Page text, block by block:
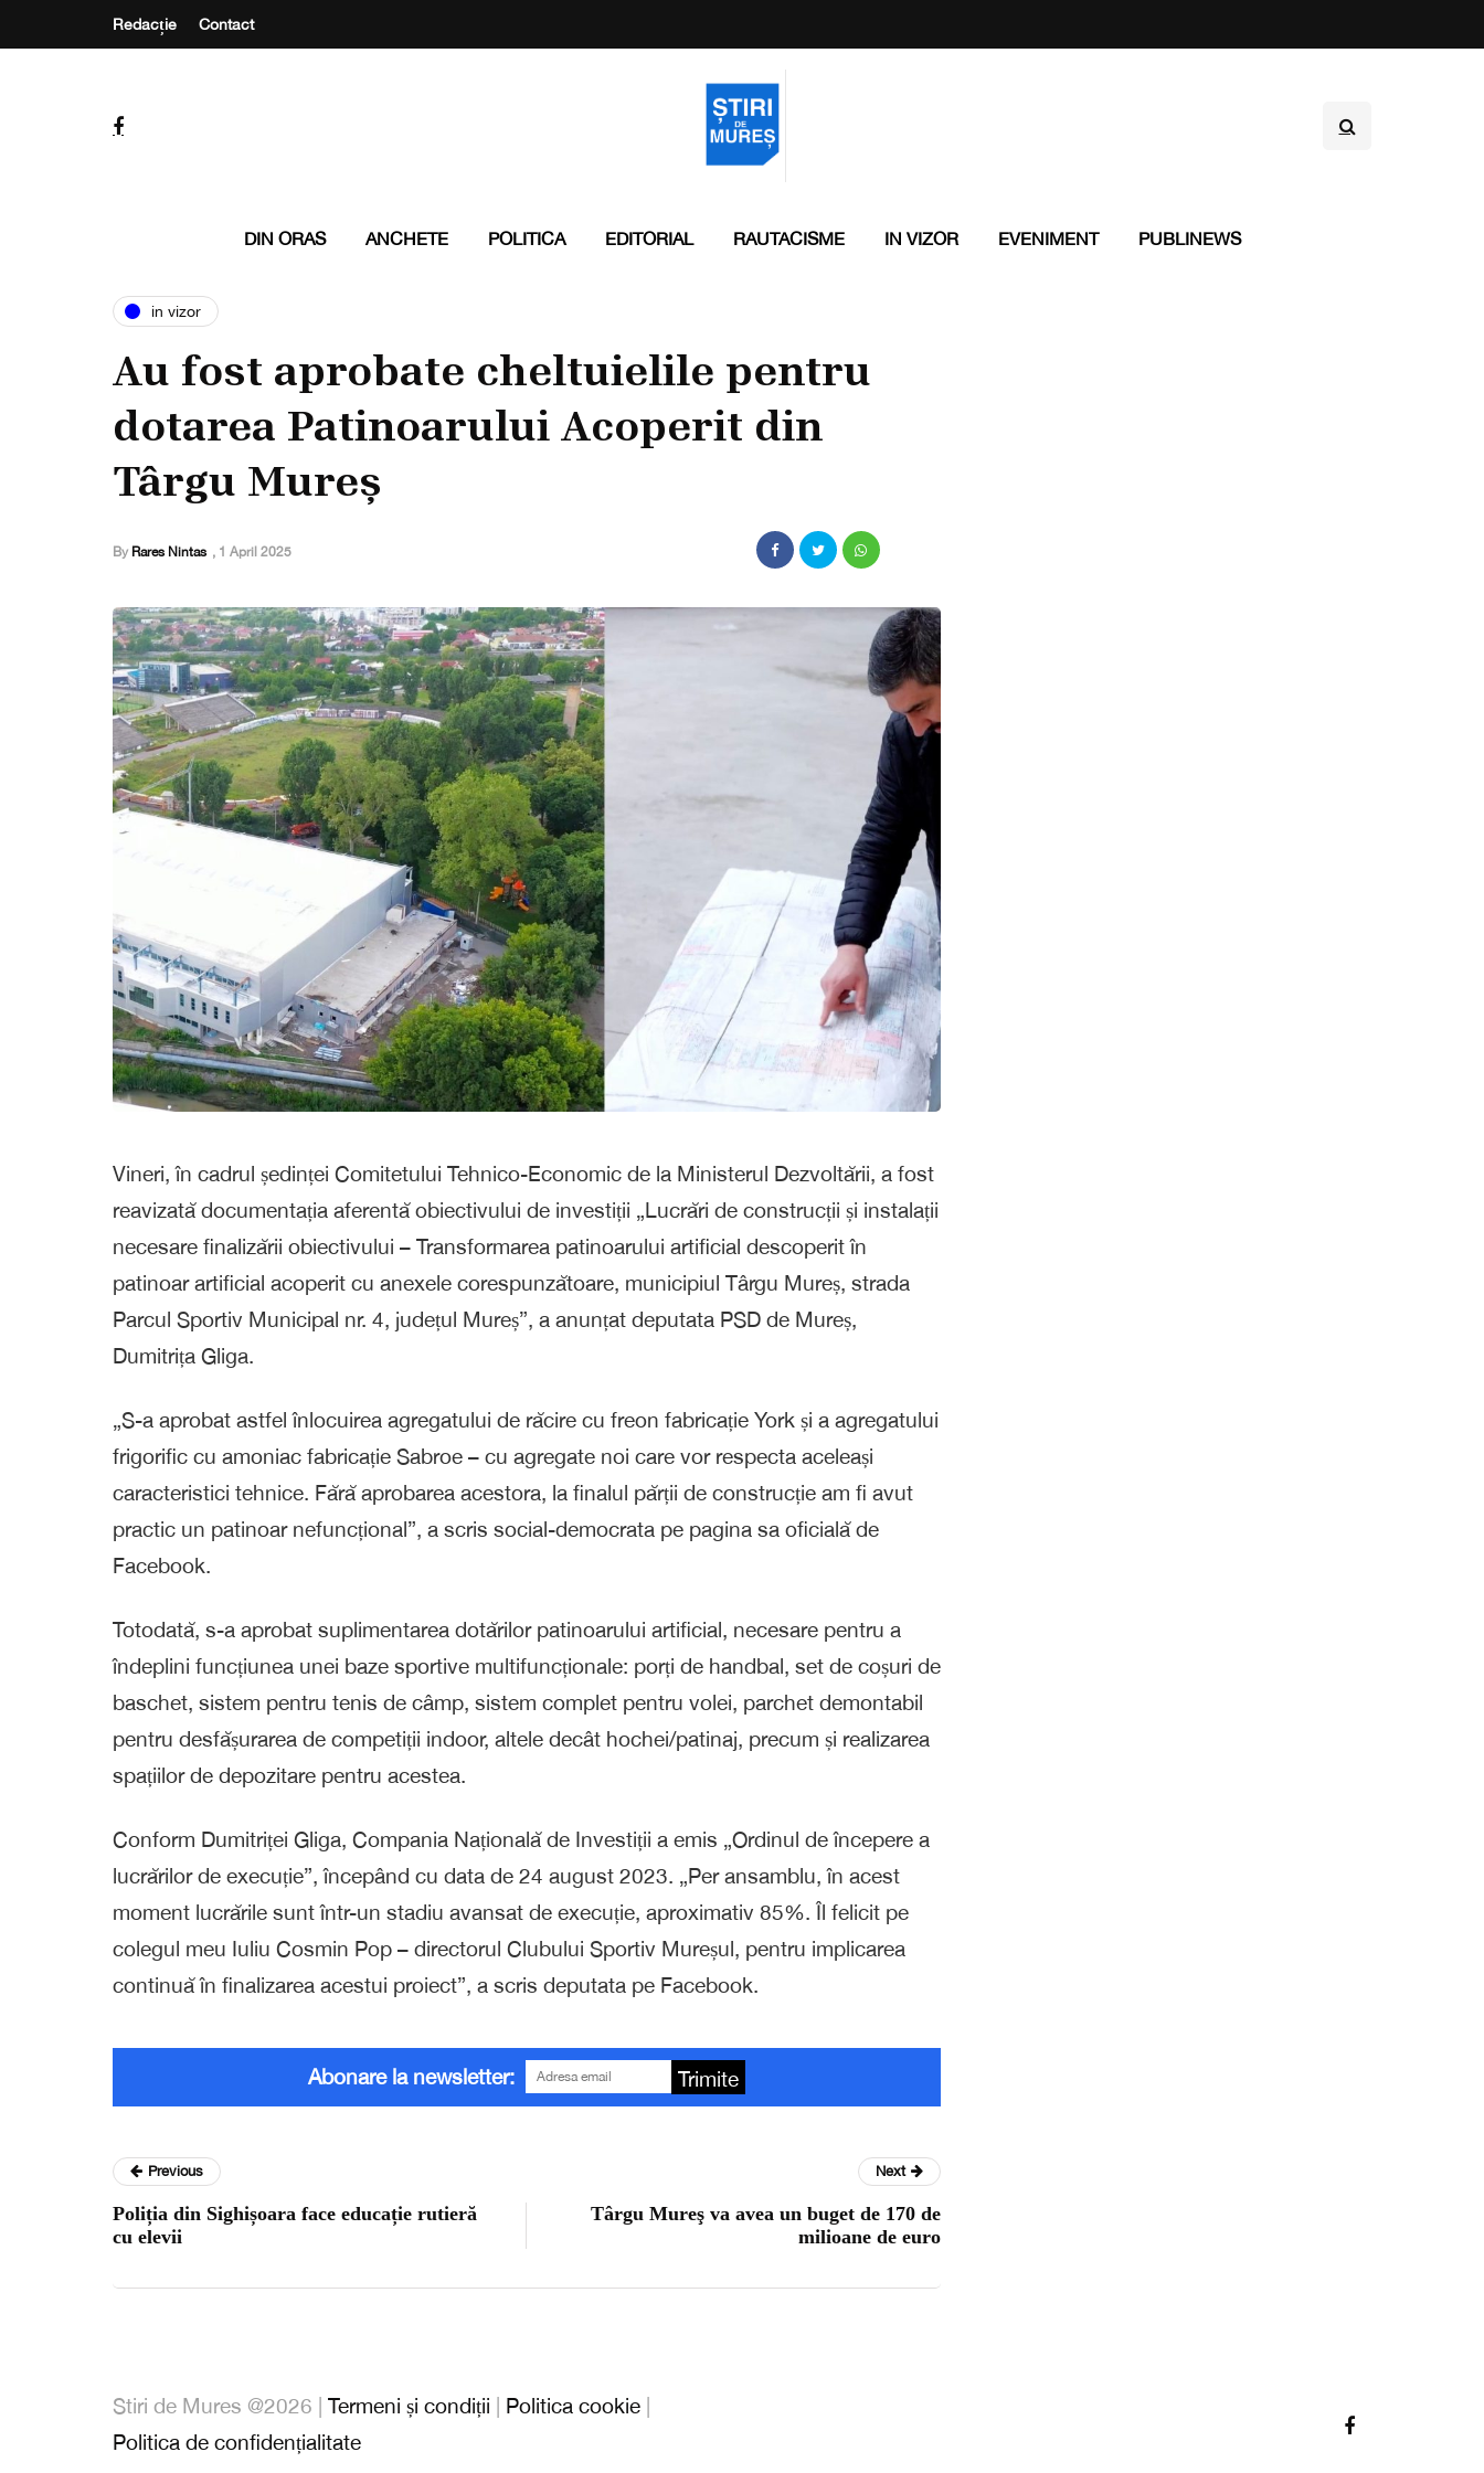
Redacție Contact
DIN ORAS ANCHETE POLITICA EDITORIAL RAUTACISME IN VIZOR EVENIMENT PUBLINEWS
in vizor
Au fost aprobate cheltuielile pentru
dotarea Patinoarului Acoperit din
Târgu Mureș
By Rares Nintas , 1 April 2025
Vineri, în cadrul ședinței Comitetului Tehnico-Economic de la Ministerul Dezvoltării, a fost
reavizată documentația aferentă obiectivului de investiții „Lucrări de construcții și instalații
necesare finalizării obiectivului – Transformarea patinoarului artificial descoperit în
patinoar artificial acoperit cu anexele corespunzătoare, municipiul Târgu Mureș, strada
Parcul Sportiv Municipal nr. 4, județul Mureș”, a anunțat deputata PSD de Mureș,
Dumitrița Gliga.
„S-a aprobat astfel înlocuirea agregatului de răcire cu freon fabricație York și a agregatului
frigorific cu amoniac fabricație Sabroe – cu agregate noi care vor respecta aceleași
caracteristici tehnice. Fără aprobarea acestora, la finalul părții de construcție am fi avut
practic un patinoar nefuncțional”, a scris social-democrata pe pagina sa oficială de
Facebook.
Totodată, s-a aprobat suplimentarea dotărilor patinoarului artificial, necesare pentru a
îndeplini funcțiunea unei baze sportive multifuncționale: porți de handbal, set de coșuri de
baschet, sistem pentru tenis de câmp, sistem complet pentru volei, parchet demontabil
pentru desfășurarea de competiții indoor, altele decât hochei/patinaj, precum și realizarea
spațiilor de depozitare pentru acestea.
Conform Dumitriței Gliga, Compania Națională de Investiții a emis „Ordinul de începere a
lucrărilor de execuție”, începând cu data de 24 august 2023. „Per ansamblu, în acest
moment lucrările sunt într-un stadiu avansat de execuție, aproximativ 85%. Îl felicit pe
colegul meu Iuliu Cosmin Pop – directorul Clubului Sportiv Mureșul, pentru implicarea
continuă în finalizarea acestui proiect”, a scris deputata pe Facebook.
Abonare la newsletter: Trimite
Previous
Poliția din Sighișoara face educație rutieră
cu elevii
Next
Târgu Mureş va avea un buget de 170 de
milioane de euro
Stiri de Mures @2026 | Termeni și condiții | Politica cookie |
Politica de confidențialitate